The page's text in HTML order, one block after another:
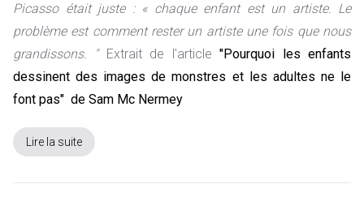
Picasso était juste : « chaque enfant est un artiste. Le
problème est comment rester un artiste une fois que nous
grandissons. "Extrait de l'article"Pourquoi les enfants
dessinent des images de monstres et les adultes ne le
font pas" de Sam Mc Nermey
Lire la suite